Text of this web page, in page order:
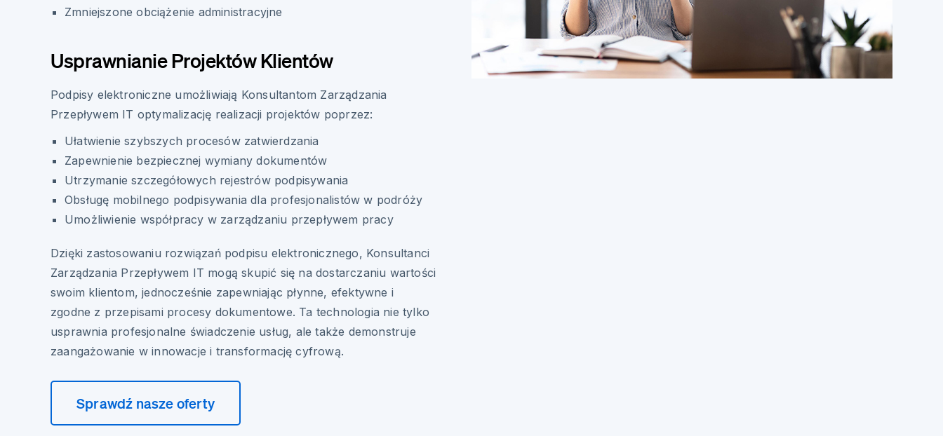
Zmniejszone obciążenie administracyjne
Usprawnianie Projektów Klientów
Podpisy elektroniczne umożliwiają Konsultantom Zarządzania
Przepływem IT optymalizację realizacji projektów poprzez:
Ułatwienie szybszych procesów zatwierdzania
Zapewnienie bezpiecznej wymiany dokumentów
Utrzymanie szczegółowych rejestrów podpisywania
Obsługę mobilnego podpisywania dla profesjonalistów w podróży
Umożliwienie współpracy w zarządzaniu przepływem pracy
Dzięki zastosowaniu rozwiązań podpisu elektronicznego, Konsultanci
Zarządzania Przepływem IT mogą skupić się na dostarczaniu wartości
swoim klientom, jednocześnie zapewniając płynne, efektywne i
zgodne z przepisami procesy dokumentowe. Ta technologia nie tylko
usprawnia profesjonalne świadczenie usług, ale także demonstruje
zaangażowanie w innowacje i transformację cyfrową.
Sprawdź nasze oferty